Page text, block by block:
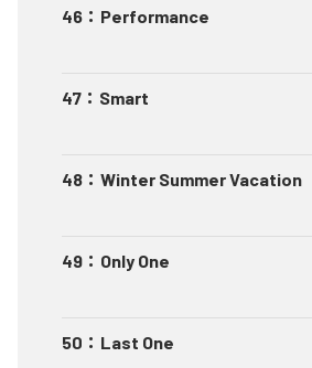
46 ： Performance
47 ： Smart
48 ： Winter Summer Vacation
49 ： Only One
50 ： Last One